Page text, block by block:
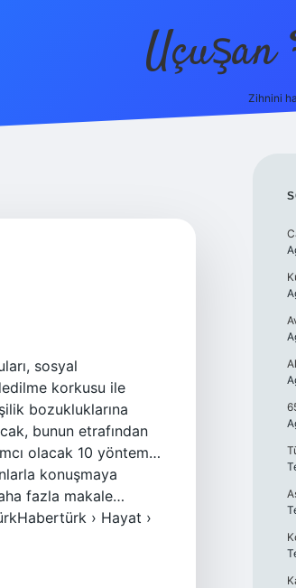
Zihnini
sosyal
korkusu ile
bozukluklarına
bunun etrafından
olacak 10 yöntem…
konuşmaya
fazla makale…
› Hayat ›